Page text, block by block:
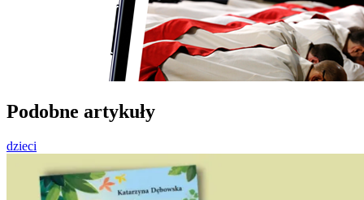
Podobne artykuły
dzieci